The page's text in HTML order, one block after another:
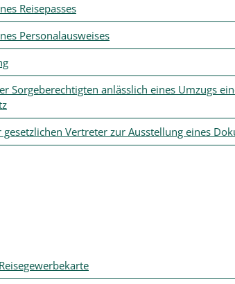
Reisepasses
Personalausweises
Sorgeberechtigten anlässlich eines Umzugs
Vertreter zur Ausstellung eines